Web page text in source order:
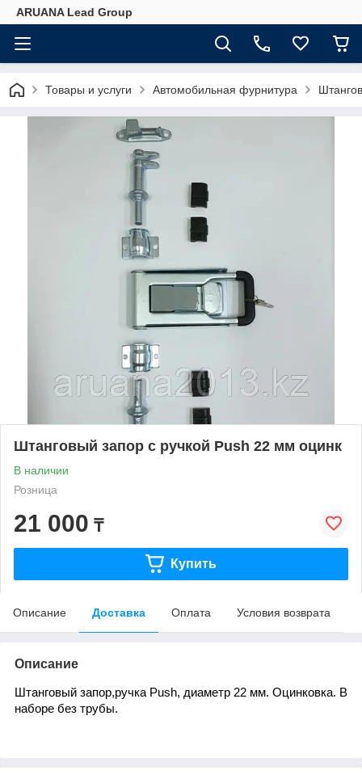
ARUANA Lead Group
Товары и услуги Автомобильная фурнитура
Штанговый запор с ручкой Push 22 мм оцинк
В наличии
Розница
21 000 ₸
Купить
Описание Доставка Оплата Условия возврата
Описание
Штанговый запор,ручка Push, диаметр 22 мм. Оцинковка. В
наборе без трубы.